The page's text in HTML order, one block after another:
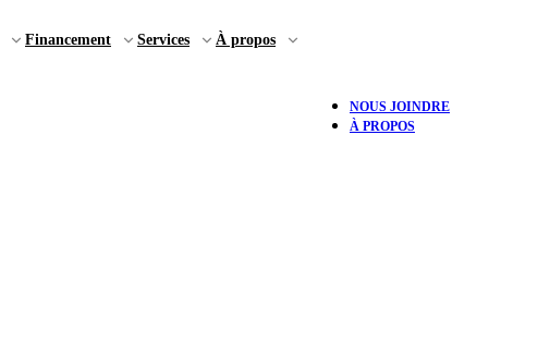
Financement Services À propos
NOUS JOINDRE
À PROPOS